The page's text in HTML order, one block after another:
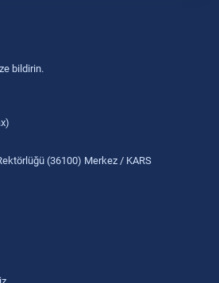
bildirin.
(36100) Merkez / KARS